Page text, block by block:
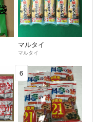
マルタイ
マルタイ
6